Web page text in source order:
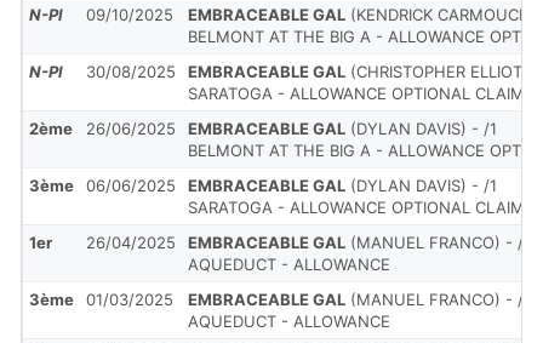
N-Pl 09/10/2025 EMBRACEABLE GAL (KENDRICK
BELMONT AT THE BIG A - ALLOWANCE
N-Pl
30/08/2025 EMBRACEABLE GAL (CHRISTOPHER
SARATOGA - ALLOWANCE OPTIONAL
2ème
26/06/2025 EMBRACEABLE GAL (DYLAN DAVIS) - /1
BELMONT AT THE BIG A - ALLOWANCE
3ème
06/06/2025 EMBRACEABLE GAL (DYLAN DAVIS) - /1
SARATOGA - ALLOWANCE OPTIONAL
1er
26/04/2025 EMBRACEABLE GAL (MANUEL FRANCO) - /1
AQUEDUCT - ALLOWANCE
3ème
01/03/2025 EMBRACEABLE GAL (MANUEL FRANCO) - /1
AQUEDUCT - ALLOWANCE